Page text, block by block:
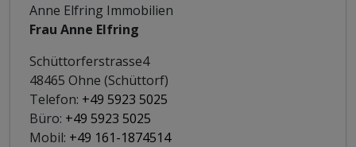
Anne Elfring Immobilien
Frau Anne Elfring
Schüttorferstrasse4
48465 Ohne (Schüttorf)
Telefon: +49 5923 5025
Büro: +49 5923 5025
Mobil: +49 161-1874514